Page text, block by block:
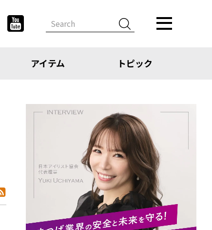
アイテム トピック